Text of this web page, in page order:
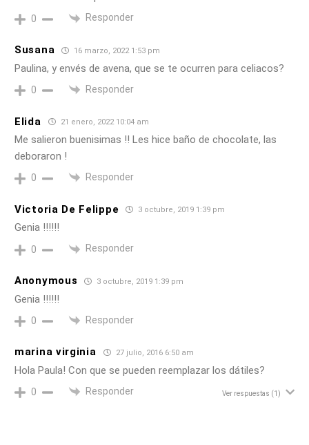
0 Responder
Susana 16 marzo, 2022 1:53 pm
Paulina, y envés de avena, que se te ocurren para celiacos?
0 Responder
Elida 21 enero, 2022 10:04 am
Me salieron buenisimas !! Les hice baño de chocolate, las
deboraron !
0 Responder
Victoria De Felippe 3 octubre, 2019 1:39 pm
Genia !!!!!!
0 Responder
Anonymous 3 octubre, 2019 1:39 pm
Genia !!!!!!
0 Responder
marina virginia 27 julio, 2016 6:50 am
Hola Paula! Con que se pueden reemplazar los dátiles?
0 Responder Ver respuestas (1)